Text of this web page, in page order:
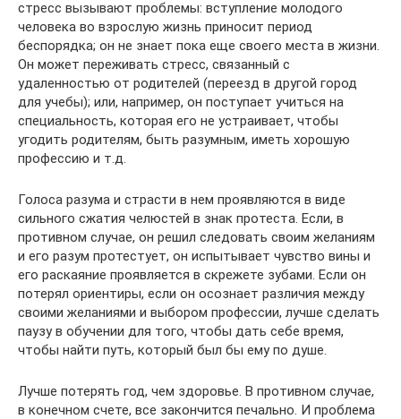
стресс вызывают проблемы: вступление молодого
человека во взрослую жизнь приносит период
беспорядка; он не знает пока еще своего места в жизни.
Он может переживать стресс, связанный с
удаленностью от родителей (переезд в другой город
для учебы); или, например, он поступает учиться на
специальность, которая его не устраивает, чтобы
угодить родителям, быть разумным, иметь хорошую
профессию и т.д.
Голоса разума и страсти в нем проявляются в виде
сильного сжатия челюстей в знак протеста. Если, в
противном случае, он решил следовать своим желаниям
и его разум протестует, он испытывает чувство вины и
его раскаяние проявляется в скрежете зубами. Если он
потерял ориентиры, если он осознает различия между
своими желаниями и выбором профессии, лучше сделать
паузу в обучении для того, чтобы дать себе время,
чтобы найти путь, который был бы ему по душе.
Лучше потерять год, чем здоровье. В противном случае,
в конечном счете, все закончится печально. И проблема